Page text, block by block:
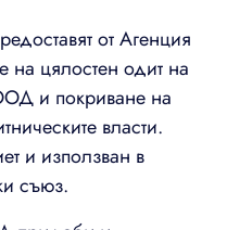
от Агенция
цялостен одит на
и покриване на
власти.
и използван в
съюз.